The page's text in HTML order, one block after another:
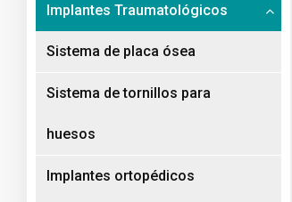
Implantes Traumatológicos
Sistema de placa ósea
Sistema de tornillos para
huesos
Implantes ortopédicos